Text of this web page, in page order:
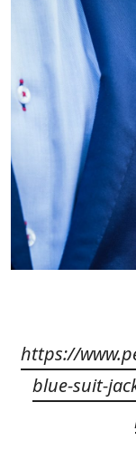
https://
blue-suit-